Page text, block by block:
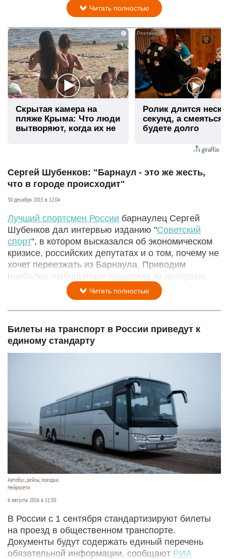
Читать полностью
i
Скрытая камера на
пляже Крыма: Что люди
вытворяют, когда их не
Ролик длится
секунд, а
будете долго
Сергей Шубенков: "Барнаул - это же жесть,
что в городе происходит"
30 декабря 2015 в 12:04
Лучший спортсмен России барнаулец Сергей
Шубенков дал интервью изданию "Советский
спорт", в котором высказался об экономическом
кризисе, российских депутатах и о том, почему не
хочет переезжать из Барнаула. Приводим
наиболее любопытные выдержки из интервью.
Читать полностью
Билеты на транспорт в России приведут к
единому стандарту
Автобус, рейсы, поездка.
Нейросети
6 августа 2026 в 11:50
В России с 1 сентября стандартизируют билеты
на проезд в общественном транспорте.
Документы будут содержать единый перечень
обязательной информации, сообщают РИА